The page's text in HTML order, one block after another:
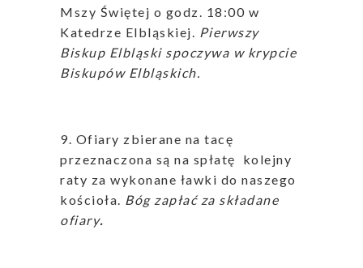
Mszy Świętej o godz. 18:00 w
Katedrze Elbląskiej. Pierwszy
Biskup Elbląski spoczywa w krypcie
Biskupów Elbląskich.
9. Ofiary zbierane na tacę
przeznaczona są na spłatę kolejny
raty za wykonane ławki do naszego
kościoła. Bóg zapłać za składane
ofiary.